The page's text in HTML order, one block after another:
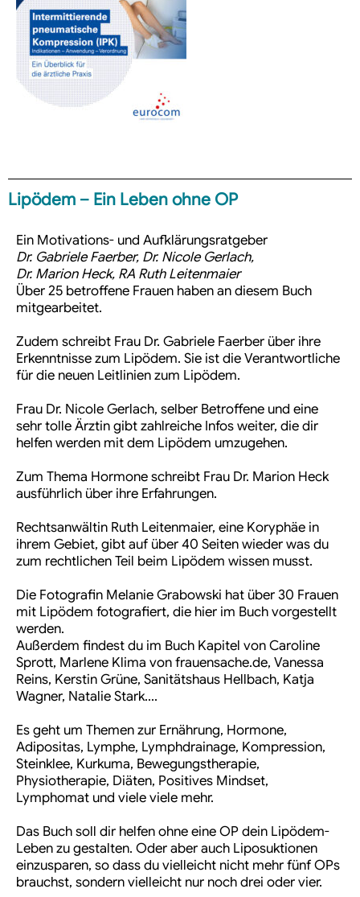
Lipödem – Ein Leben ohne OP
Ein Motivations- und Aufklärungsratgeber
Dr. Gabriele Faerber, Dr. Nicole Gerlach,
Dr. Marion Heck, RA Ruth Leitenmaier
Über 25 betroffene Frauen haben an diesem Buch
mitgearbeitet.
Zudem schreibt Frau Dr. Gabriele Faerber über ihre
Erkenntnisse zum Lipödem. Sie ist die Verantwortliche
für die neuen Leitlinien zum Lipödem.
Frau Dr. Nicole Gerlach, selber Betroffene und eine
sehr tolle Ärztin gibt zahlreiche Infos weiter, die dir
helfen werden mit dem Lipödem umzugehen.
Zum Thema Hormone schreibt Frau Dr. Marion Heck
ausführlich über ihre Erfahrungen.
Rechtsanwältin Ruth Leitenmaier, eine Koryphäe in
ihrem Gebiet, gibt auf über 40 Seiten wieder was du
zum rechtlichen Teil beim Lipödem wissen musst.
Die Fotografin Melanie Grabowski hat über 30 Frauen
mit Lipödem fotografiert, die hier im Buch vorgestellt
werden.
Außerdem findest du im Buch Kapitel von Caroline
Sprott, Marlene Klima von frauensache.de, Vanessa
Reins, Kerstin Grüne, Sanitätshaus Hellbach, Katja
Wagner, Natalie Stark….
Es geht um Themen zur Ernährung, Hormone,
Adipositas, Lymphe, Lymphdrainage, Kompression,
Steinklee, Kurkuma, Bewegungstherapie,
Physiotherapie, Diäten, Positives Mindset,
Lymphomat und viele viele mehr.
Das Buch soll dir helfen ohne eine OP dein Lipödem-
Leben zu gestalten. Oder aber auch Liposuktionen
einzusparen, so dass du vielleicht nicht mehr fünf OPs
brauchst, sondern vielleicht nur noch drei oder vier.